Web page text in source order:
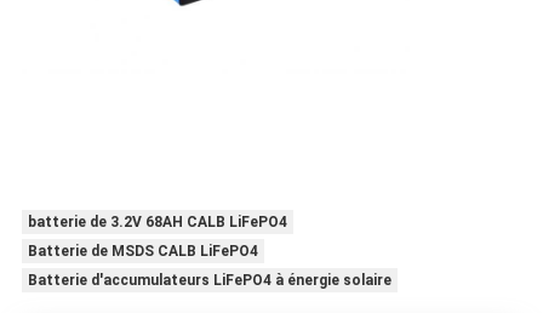
batterie de 3.2V 68AH CALB LiFePO4
Batterie de MSDS CALB LiFePO4
Batterie d'accumulateurs LiFePO4 à énergie solaire